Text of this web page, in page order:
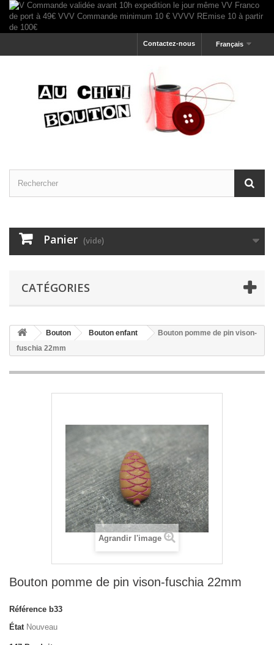
Français
Contactez-nous
Panier (vide)
CATÉGORIES
Bouton Bouton enfant
Bouton pomme de pin vison-
fuschia 22mm
Agrandir l'image
Bouton pomme de pin vison-fuschia 22mm
Référence b33
État Nouveau